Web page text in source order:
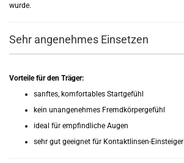
wurde.
Sehr angenehmes Einsetzen
Vorteile für den Träger:
sanftes, komfortables Startgefühl
kein unangenehmes Fremdkörpergefühl
ideal für empfindliche Augen
sehr gut geeignet für Kontaktlinsen-Einsteiger